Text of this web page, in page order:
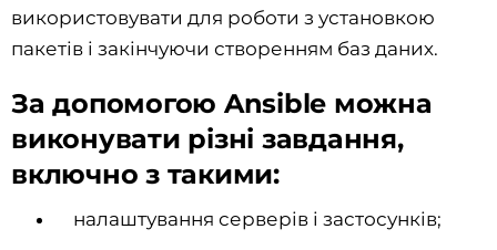
використовувати для роботи з установкою
пакетів і закінчуючи створенням баз даних.
За допомогою Ansible можна
виконувати різні завдання,
включно з такими:
налаштування серверів і застосунків;